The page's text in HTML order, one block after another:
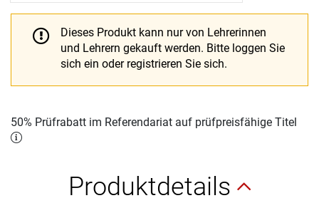
Dieses Produkt kann nur von Lehrerinnen
und Lehrern gekauft werden. Bitte loggen Sie
sich ein oder registrieren Sie sich.
50% Prüfrabatt im Referendariat auf prüfpreisfähige Titel
Produktdetails